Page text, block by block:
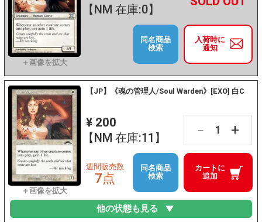
【NM 在庫:0】
入荷時に
通知
同名商品
検索
【JP】《魂の管理人/Soul Warden》[EXO] 白C
¥ 200
【NM 在庫:11】
－ +
カートに
追加
週間販売数
7点
同名商品
検索
他の状態も見る